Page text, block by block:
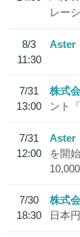
レー
8/3
11:30
Aster
7/31
13:00
株式
ント
7/31
12:00
Aster
を開
7/30
18:30
株式
日本